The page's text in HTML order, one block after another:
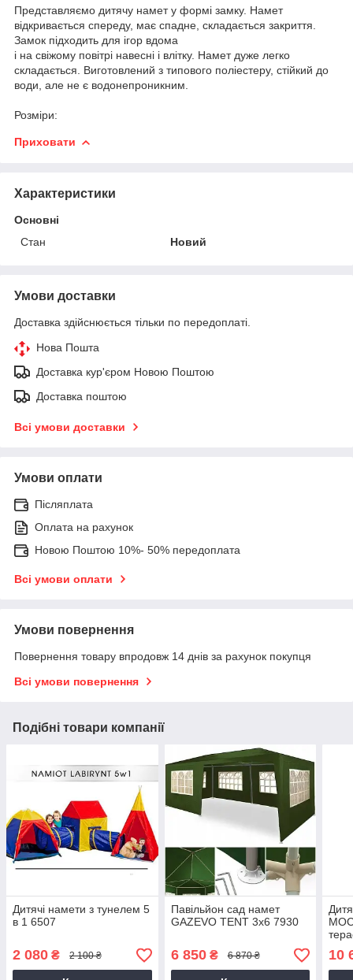
Представляємо дитячу намет у формі замку. Намет
відкривається спереду, має спадне, складається закриття.
Замок підходить для ігор вдома
і на свіжому повітрі навесні і влітку. Намет дуже легко
складається. Виготовлений з типового поліестеру, стійкий до
води, але не є водонепроникним.
Розміри:
Приховати
Характеристики
Основні
Стан
Новий
Умови доставки
Доставка здійснюється тільки по передоплаті.
Нова Пошта
Доставка кур'єром Новою Поштою
Доставка поштою
Всі умови доставки
Умови оплати
Післяплата
Оплата на рахунок
Новою Поштою 10%- 50% передоплата
Всі умови оплати
Умови повернення
Повернення товару впродовж 14 днів за рахунок покупця
Всі умови повернення
Подібні товари компанії
Дитячі намети з тунелем 5
в 1 6507
2 080 ₴ 2 100 ₴
Павільйон сад намет
GAZEVO TENT 3х6 7930
6 850₴ 6 870 ₴ 10